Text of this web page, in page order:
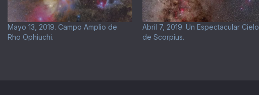
Mayo 13, 2019. Campo Amplio de
Rho Ophiuchi.
Abril 7, 2019. Un Espectacular Cielo
de Scorpius.